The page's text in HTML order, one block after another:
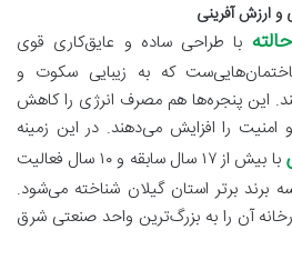
ارزش‌ آفرینی
با طراحی ساده و عایق‌کاری قوی
که به زیبایی سکوت و
این پنجره‌ها هم مصرف انرژی را کاهش
را افزایش می‌دهند. در این زمینه
با بیش از ۱۷ سال سابقه و ۱۰ سال فعالیت
برند برتر استان گیلان شناخته می‌شود.
آن را به بزرگ‌ترین واحد صنعتی شرق